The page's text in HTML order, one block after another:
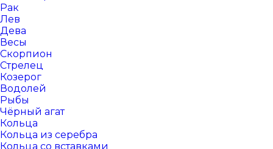
Рак
Лев
Дева
Весы
Скорпион
Стрелец
Козерог
Водолей
Рыбы
Чёрный агат
Кольца
Кольца из серебра
Кольца со вставками